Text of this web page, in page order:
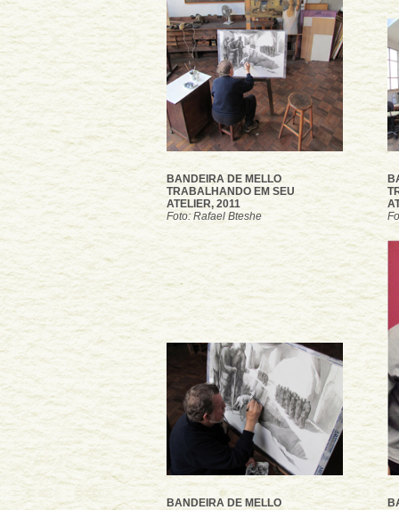
BANDEIRA DE MELLO
TRABALHANDO EM SEU
ATELIER, 2011
Foto: Rafael Bteshe
BANDEIRA DE MELLO